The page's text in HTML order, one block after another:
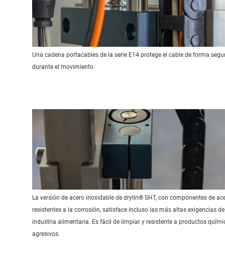
Una cadena portacables de la serie E14 protege el cable de forma
durante el movimiento.
La versión de acero inoxidable de drylin® SHT, con componentes de
resistentes a la corrosión, satisface incluso las más altas exigencias
industria alimentaria. Es fácil de limpiar y resistente a productos
agresivos.